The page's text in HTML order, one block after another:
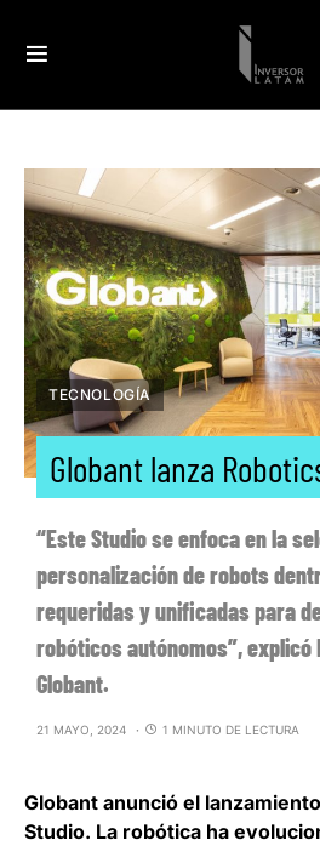
TECNOLOGÍA
Globant lanza
“Este Studio se enfoca en la
personalización de robots
requeridas y unificadas para
robóticos autónomos”, explicó
Globant.
21 MAYO, 2024 1 MINUTO DE LECTURA
Globant anunció el
Studio. La robótica ha